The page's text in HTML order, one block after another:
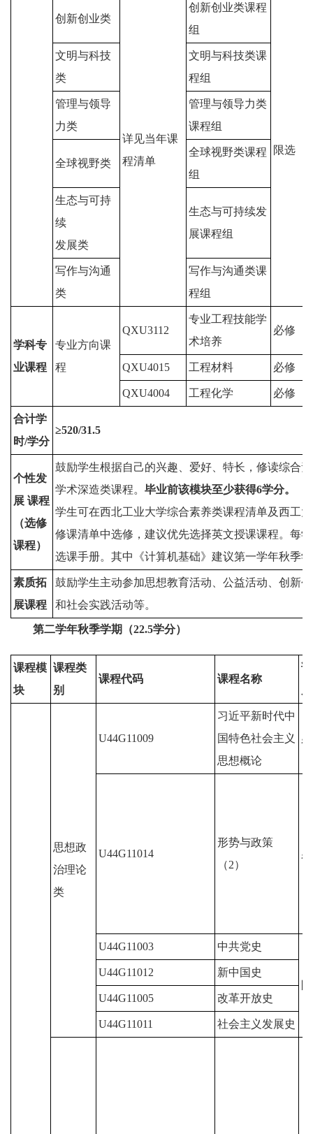
创新创业类
详见当年课
程清单
创新创业类课程
组
限选
文明与科技
类
文明与科技类课
程组
管理与领导
力类
管理与领导力类
课程组
全球视野类
全球视野类课程
组
生态与可持
续
发展类
生态与可持续发
展课程组
写作与沟通
类
写作与沟通类课
程组
学科专
业课程
专业方向课
程
QXU3112
专业工程技能学
术培养
必修
QXU4015 工程材料 必修
QXU4004 工程化学 必修
合计学
时/学分
≥520/31.5
个性发
展 课程
（选修
课程）
鼓励学生根据自己的兴趣、爱好、特长，修读综合
学术深造类课程。 毕业前该模块至少获得6学分。
学生可在西北工业大学综合素养类课程清单及西工
修课清单中选修，建议优先选择英文授课课程。每
选课手册。其中《计算机基础》建议第一学年秋季
素质拓
展课程
鼓励学生主动参加思想教育活动、公益活动、创新
和社会实践活动等。
第二学年秋季学期（22.5学分）
课程模
块
课程类
别
课程代码 课程名称
思想政
治理论
类
U44G11009
习近平新时代中
国特色社会主义
思想概论
U44G11014
形势与政策
（2）
U44G11003 中共党史
U44G11012 新中国史
U44G11005 改革开放史
U44G11011 社会主义发展史